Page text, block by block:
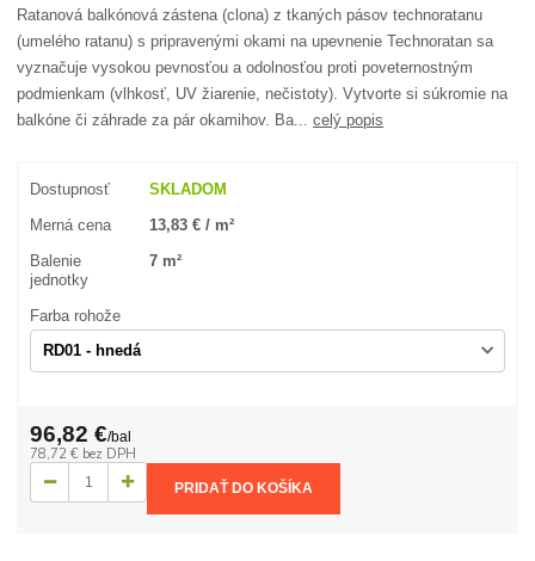
Ratanová balkónová zástena (clona) z tkaných pásov technoratanu
(umelého ratanu) s pripravenými okami na upevnenie Technoratan sa
vyznačuje vysokou pevnosťou a odolnosťou proti poveternostným
podmienkam (vlhkosť, UV žiarenie, nečistoty). Vytvorte si súkromie na
balkóne či záhrade za pár okamihov. Ba...celý popis
Dostupnosť SKLADOM
Merná cena 13,83 € / m²
Balenie
jednotky
7 m²
Farba rohože
96,82 €/bal
78,72 € bez DPH
PRIDAŤ DO KOŠÍKA